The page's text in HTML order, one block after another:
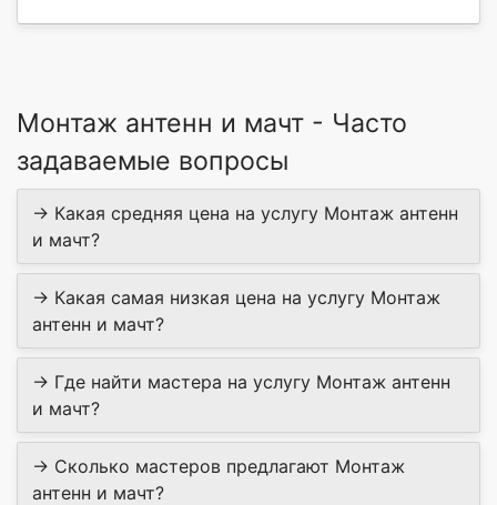
Монтаж антенн и мачт - Часто
задаваемые вопросы
→ Какая средняя цена на услугу Монтаж антенн
и мачт?
→ Какая самая низкая цена на услугу Монтаж
антенн и мачт?
→ Где найти мастера на услугу Монтаж антенн
и мачт?
→ Сколько мастеров предлагают Монтаж
антенн и мачт?